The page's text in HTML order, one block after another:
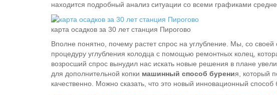
находится подробный анализ ситуации со всеми графиками
карта осадков за 30 лет станция Пирогово
Вполне понятно, почему растет спрос на углубление. Мы, со
процедуру углубления колодца с помощью ремонтных колец,
возросший спрос вынудил нас искать новые решения в плане
для дополнительной копки машинный способ бурения, который
качественно. Можно сказать, что это новый инновационный